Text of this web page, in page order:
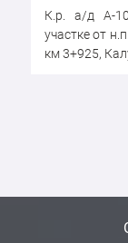
К.р. а/д А-
участке от
км 3+925,